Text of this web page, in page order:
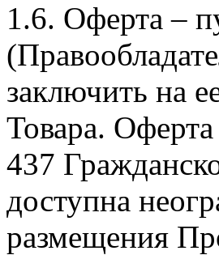
1.6. Оферта –
заключить на
Товара. Оферта
437
доступна
размещения